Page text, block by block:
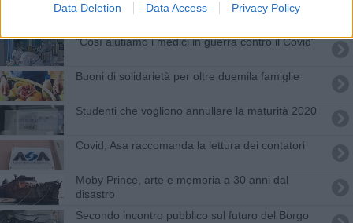
Data Deletion Data Access Privacy Policy
Libri, audiolibri e film in prestito online
"Così aiutiamo i medici in guerra contro il Covid"
Buoni di solidarietà per oltre duemila famiglie
Studenti che vogliono annullare la maturità 2020
Covid, Asa raccomanda la lettura dei contatori
Moby Prince, arte e memoria a 30 anni dal
disastro
Secondo incontro pubblico sul futuro del Borgo